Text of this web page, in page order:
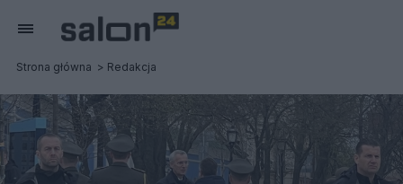
Strona główna Redakcja